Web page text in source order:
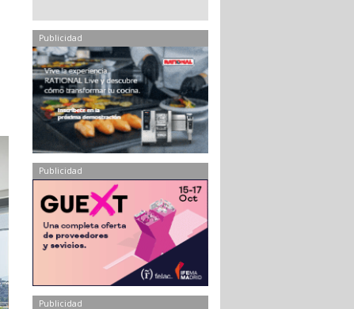
Publicidad
Publicidad
Publicidad